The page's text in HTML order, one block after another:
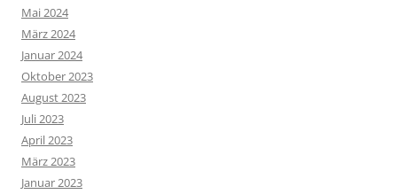
Mai 2024
März 2024
Januar 2024
Oktober 2023
August 2023
Juli 2023
April 2023
März 2023
Januar 2023